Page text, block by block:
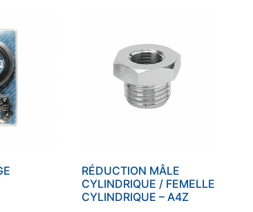
RÉDUCTION MÂLE
CYLINDRIQUE / FEMELLE
CYLINDRIQUE – A4Z